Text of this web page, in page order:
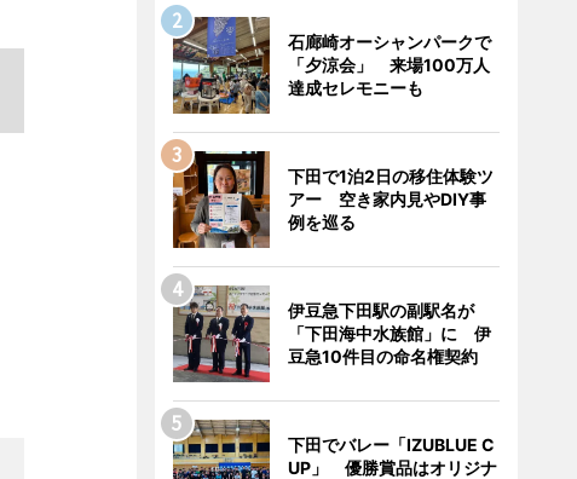
石廊崎オーシャンパークで
「夕涼会」 来場100万人
達成セレモニーも
下田で1泊2日の移住体験ツ
アー 空き家内見やDIY事
例を巡る
伊豆急下田駅の副駅名が
「下田海中水族館」に 伊
豆急10件目の命名権契約
下田でバレー「IZUBLUE C
UP」 優勝賞品はオリジナ